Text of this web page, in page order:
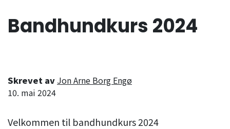
Bandhundkurs 2024
Skrevet av Jon Arne Borg Engø
10. mai 2024
Velkommen til bandhundkurs 2024